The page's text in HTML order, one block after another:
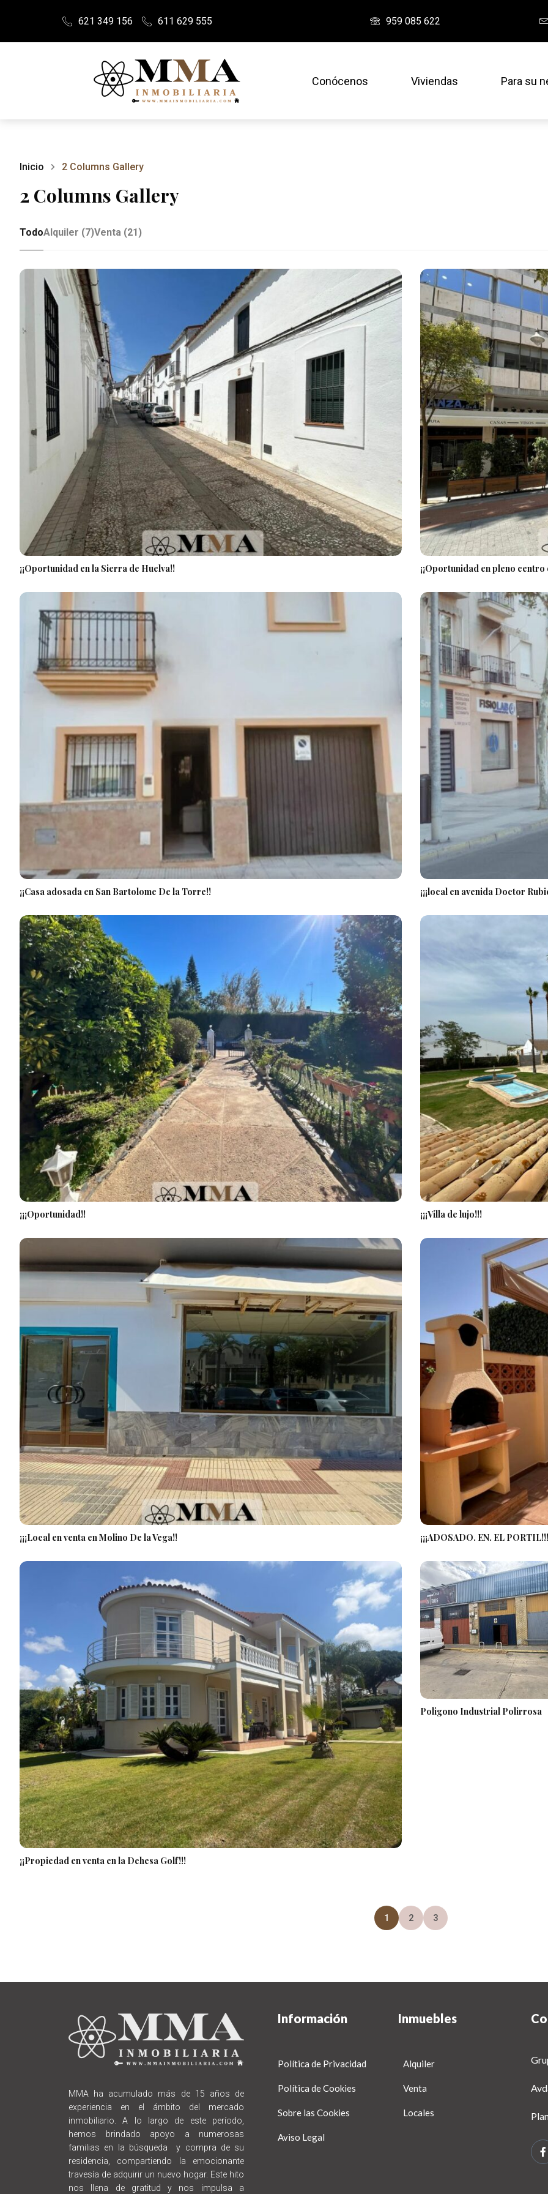
621 349 156 611 629 555 959 085 622
Conócenos Viviendas Para su
Inicio 2 Columns Gallery
2 Columns Gallery
TodoAlquiler (7)Venta (21)
¡¡Oportunidad en la Sierra de Huelva!! ¡¡Oportunidad en pleno
¡¡Casa adosada en San Bartolome De la Torre!! ¡¡¡local en avenida Doctor
¡¡¡Oportunidad!! ¡¡¡Villa de lujo!!!
¡¡¡Local en venta en Molino De la Vega!! ¡¡¡ADOSADO. EN. EL PORTIL!!!
¡¡Propiedad en venta en la Dehesa Golf!!!
Poligono Industrial Polirrosa
1 2 3
MMA ha acumulado más de 15 años de
experiencia en el ámbito del mercado
inmobiliario. A lo largo de este período,
hemos brindado apoyo a numerosas
familias en la búsqueda y compra de su
residencia, compartiendo la emocionante
travesía de adquirir un nuevo hogar. Este hito
nos llena de gratitud y nos impulsa a
Información
Política de Privacidad
Política de Cookies
Sobre las Cookies
Aviso Legal
Inmuebles
Alquiler
Venta
Locales